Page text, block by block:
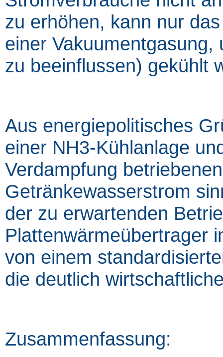
zu erhöhen, kann nur
einer
zu beeinflussen) gekühlt
Aus energiepolitisches
einer NH3-Kühlanlage
Verdampfung
Getränkewasserstrom
der zu erwartenden
Plattenwärmeübertrager
von einem
die deutlich
Zusammenfassung: